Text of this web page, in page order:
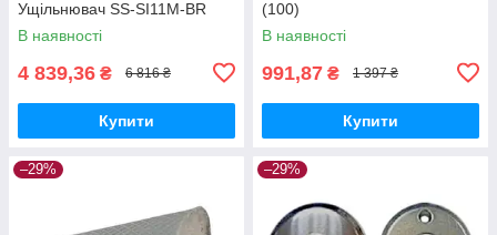
Ущільнювач SS-SI11M-BR
В наявності
4 839,36 ₴ 6 816 ₴
Купити
(100)
В наявності
991,87 ₴ 1 397 ₴
Купити
–29% –29%